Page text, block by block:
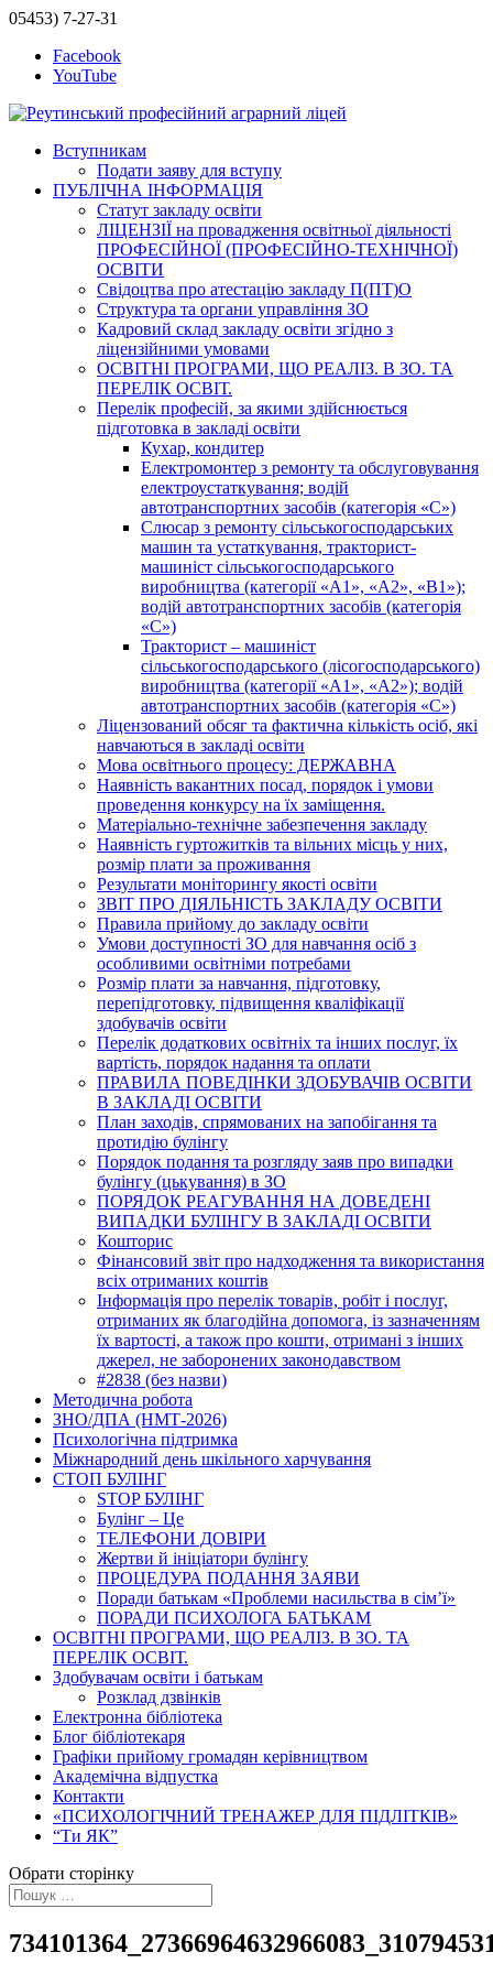
05453) 7-27-31
Facebook
YouTube
Вступникам
Подати заяву для вступу
ПУБЛІЧНА ІНФОРМАЦІЯ
Статут закладу освіти
ЛІЦЕНЗІЇ на провадження освітньої діяльності
ПРОФЕСІЙНОЇ (ПРОФЕСІЙНО-ТЕХНІЧНОЇ)
ОСВІТИ
Свідоцтва про атестацію закладу П(ПТ)О
Структура та органи управління ЗО
Кадровий склад закладу освіти згідно з
ліцензійними умовами
ОСВІТНІ ПРОГРАМИ, ЩО РЕАЛІЗ. В ЗО. ТА
ПЕРЕЛІК ОСВІТ.
Перелік професій, за якими здійснюється
підготовка в закладі освіти
Кухар, кондитер
Електромонтер з ремонту та обслуговування
електроустаткування; водій
автотранспортних засобів (категорія «С»)
Слюсар з ремонту сільськогосподарських
машин та устаткування, тракторист-
машиніст сільськогосподарського
виробництва (категорії «А1», «А2», «В1»);
водій автотранспортних засобів (категорія
«С»)
Тракторист – машиніст
сільськогосподарського (лісогосподарського)
виробництва (категорії «А1», «А2»); водій
автотранспортних засобів (категорія «С»)
Ліцензований обсяг та фактична кількість осіб, які
навчаються в закладі освіти
Мова освітнього процесу: ДЕРЖАВНА
Наявність вакантних посад, порядок і умови
проведення конкурсу на їх заміщення.
Матеріально-технічне забезпечення закладу
Наявність гуртожитків та вільних місць у них,
розмір плати за проживання
Результати моніторингу якості освіти
ЗВІТ ПРО ДІЯЛЬНІСТЬ ЗАКЛАДУ ОСВІТИ
Правила прийому до закладу освіти
Умови доступності ЗО для навчання осіб з
особливими освітніми потребами
Розмір плати за навчання, підготовку,
перепідготовку, підвищення кваліфікації
здобувачів освіти
Перелік додаткових освітніх та інших послуг, їх
вартість, порядок надання та оплати
ПРАВИЛА ПОВЕДІНКИ ЗДОБУВАЧІВ ОСВІТИ
В ЗАКЛАДІ ОСВІТИ
План заходів, спрямованих на запобігання та
протидію булінгу
Порядок подання та розгляду заяв про випадки
булінгу (цькування) в ЗО
ПОРЯДОК РЕАГУВАННЯ НА ДОВЕДЕНІ
ВИПАДКИ БУЛІНГУ В ЗАКЛАДІ ОСВІТИ
Кошторис
Фінансовий звіт про надходження та використання
всіх отриманих коштів
Інформація про перелік товарів, робіт і послуг,
отриманих як благодійна допомога, із зазначенням
їх вартості, а також про кошти, отримані з інших
джерел, не заборонених законодавством
#2838 (без назви)
Методична робота
ЗНО/ДПА (НМТ-2026)
Психологічна підтримка
Міжнародний день шкільного харчування
СТОП БУЛІНГ
STOP БУЛІНГ
Булінг – Це
ТЕЛЕФОНИ ДОВІРИ
Жертви й ініціатори булінгу
ПРОЦЕДУРА ПОДАННЯ ЗАЯВИ
Поради батькам «Проблеми насильства в сім’ї»
ПОРАДИ ПСИХОЛОГА БАТЬКАМ
ОСВІТНІ ПРОГРАМИ, ЩО РЕАЛІЗ. В ЗО. ТА
ПЕРЕЛІК ОСВІТ.
Здобувачам освіти і батькам
Розклад дзвінків
Електронна бібліотека
Блог бібліотекаря
Графіки прийому громадян керівництвом
Академічна відпустка
Контакти
«ПСИХОЛОГІЧНИЙ ТРЕНАЖЕР ДЛЯ ПІДЛІТКІВ»
“Ти ЯК”
Обрати сторінку